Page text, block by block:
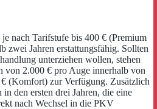
nach Tarifstufe bis 400 € (Premium
zwei Jahren erstattungsfähig. Sollten
unterziehen wollen, stehen
von 2.000 € pro Auge innerhalb von
(Komfort) zur Verfügung. Zusätzlich
den ersten drei Jahren, die eine
nach Wechsel in die PKV